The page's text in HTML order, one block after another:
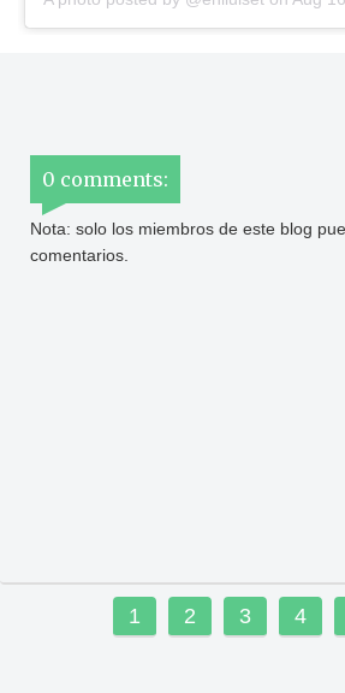
0 comments:
Nota: solo los miembros de este blog
comentarios.
1 2 3 4